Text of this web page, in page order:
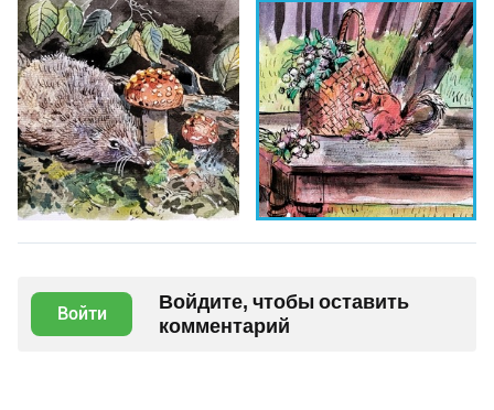
Войти
Войдите, чтобы оставить
комментарий